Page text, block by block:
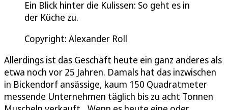
Ein Blick hinter die Kulissen: So geht es in
der Küche zu.
Copyright: Alexander Roll
Allerdings ist das Geschäft heute ein ganz anderes als
etwa noch vor 25 Jahren. Damals hat das inzwischen
in Bickendorf ansässige, kaum 150 Quadratmeter
messende Unternehmen täglich bis zu acht Tonnen